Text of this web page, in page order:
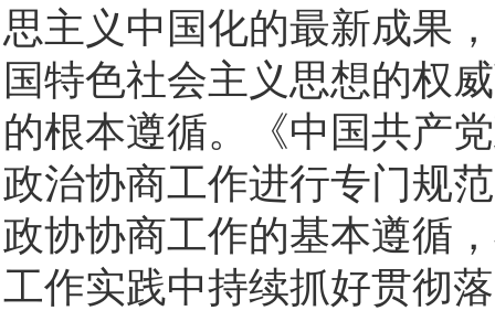
思主义中国化的最新成果
国特色社会主义思想的权
的根本遵循。《中国共产
政治协商工作进行专门规
政协协商工作的基本遵循
工作实践中持续抓好贯彻